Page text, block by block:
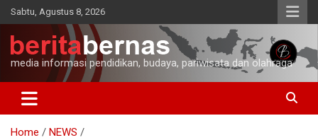
Skip
to
content
Sabtu, Agustus 8, 2026
media informasi pendidikan, budaya, pariwisata dan olahraga
Home
NEWS